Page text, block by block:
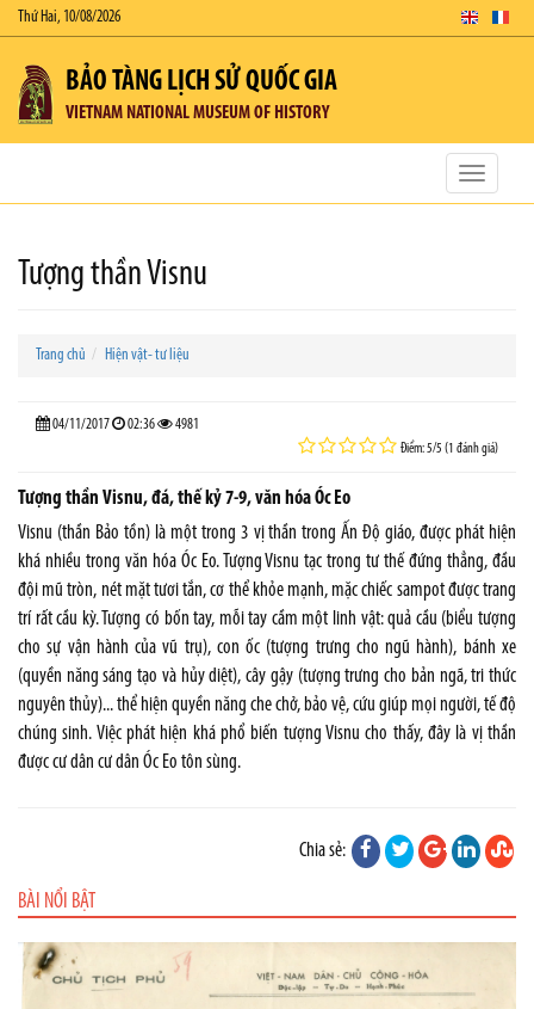
Thứ Hai, 10/08/2026
BẢO TÀNG LỊCH SỬ QUỐC GIA
VIETNAM NATIONAL MUSEUM OF HISTORY
Toggle
Tượng thần Visnu
Trang chủ Hiện vật- tư liệu
04/11/2017 02:36 4981
Điểm: 5/5 (1 đánh giá)
Tượng thần Visnu, đá, thế kỷ 7-9, văn hóa Óc Eo
Visnu (thần Bảo tồn) là một trong 3 vị thần trong Ấn Độ giáo, được phát hiện
khá nhiều trong văn hóa Óc Eo. Tượng Visnu tạc trong tư thế đứng thẳng, đầu
đội mũ tròn, nét mặt tươi tắn, cơ thể khỏe mạnh, mặc chiếc sampot được trang
trí rất cầu kỳ. Tượng có bốn tay, mỗi tay cầm một linh vật: quả cầu (biểu tượng
cho sự vận hành của vũ trụ), con ốc (tượng trưng cho ngũ hành), bánh xe
(quyền năng sáng tạo và hủy diệt), cây gậy (tượng trưng cho bản ngã, tri thức
nguyên thủy)... thể hiện quyền năng che chở, bảo vệ, cứu giúp mọi người, tế độ
chúng sinh. Việc phát hiện khá phổ biến tượng Visnu cho thấy, đây là vị thần
được cư dân cư dân Óc Eo tôn sùng.
Chia sẻ:
BÀI NỔI BẬT